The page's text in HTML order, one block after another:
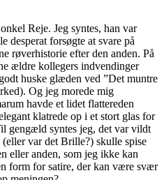
Reje. Jeg syntes, han var
desperat forsøgte at svare på
røverhistorie efter den anden. På
ældre kollegers indvendinger
huske glæden ved ”Det muntre
Og jeg morede mig
havde et lidet flattereden
klatrede op i et stort glas for
gengæld syntes jeg, det var vildt
var det Brille?) skulle spise
eller anden, som jeg ikke kan
form for satire, der kan være svær